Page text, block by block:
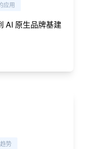
应用
AI 原生品牌基建
势